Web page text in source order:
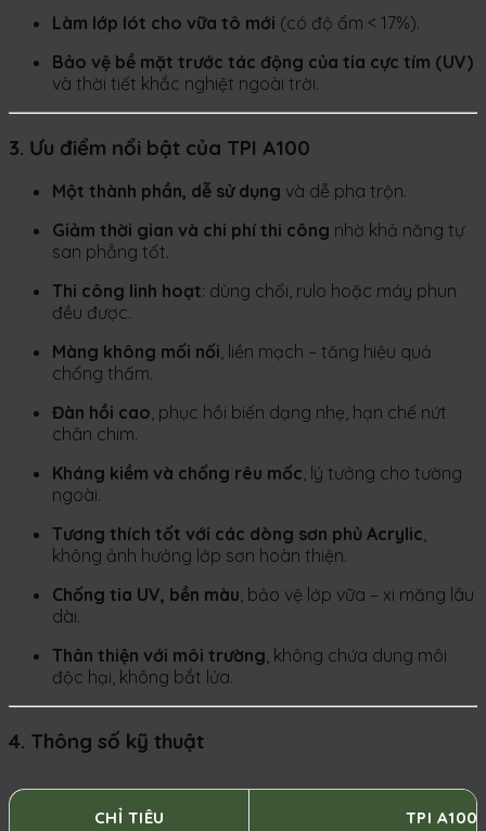
Làm lớp lót cho vữa tô mới (có độ ẩm < 17%).
Bảo vệ bề mặt trước tác động của tia cực tím (UV)
và thời tiết khắc nghiệt ngoài trời.
3. Ưu điểm nổi bật của TPI A100
Một thành phần, dễ sử dụng và dễ pha trộn.
Giảm thời gian và chi phí thi công nhờ khả năng tự
san phẳng tốt.
Thi công linh hoạt: dùng chổi, rulo hoặc máy phun
đều được.
Màng không mối nối, liền mạch – tăng hiệu quả
chống thấm.
Đàn hồi cao, phục hồi biến dạng nhẹ, hạn chế nứt
chân chim.
Kháng kiềm và chống rêu mốc, lý tưởng cho tường
ngoài.
Tương thích tốt với các dòng sơn phủ Acrylic,
không ảnh hưởng lớp sơn hoàn thiện.
Chống tia UV, bền màu, bảo vệ lớp vữa – xi măng lâu
dài.
Thân thiện với môi trường, không chứa dung môi
độc hại, không bắt lửa.
4. Thông số kỹ thuật
CHỈ TIÊU TPI A100